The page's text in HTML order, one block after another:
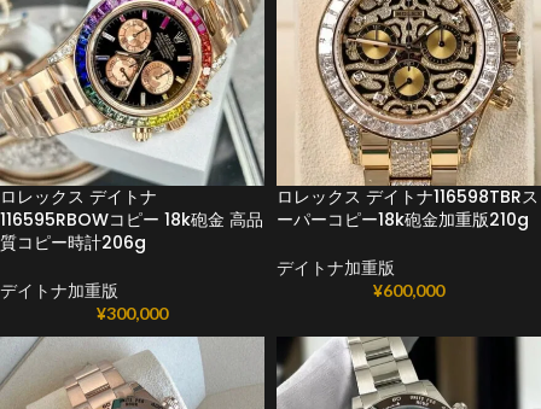
ロレックス デイトナ
116595RBOWコピー 18k砲金 高品
質コピー時計206g
デイトナ加重版
¥300,000
ロレックス デイトナ116598TBRス
ーパーコピー18k砲金加重版210g
デイトナ加重版
¥600,000